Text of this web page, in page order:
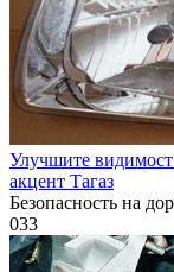
Улучшите
акцент Тагаз
Безопасность на
033